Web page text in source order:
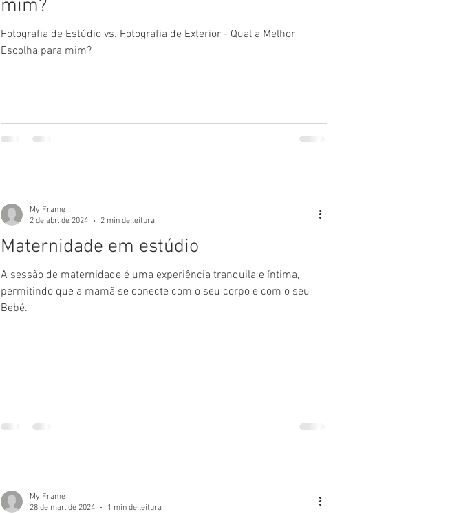
mim?
Fotografia de Estúdio vs. Fotografia de Exterior - Qual a Melhor
Escolha para mim?
Maternidade em estúdio
A sessão de maternidade é uma experiência tranquila e íntima,
permitindo que a mamã se conecte com o seu corpo e com o seu
Bebé.
My Frame
2 de abr. de 2024
2 min de leitura
My Frame
28 de mar. de 2024
1 min de leitura